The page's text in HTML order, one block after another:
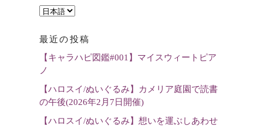
言
を
選
最近の投稿
【キャラハピ図鑑#001】マイスウィートピア
ノ
【ハロスイ/ぬいぐるみ】カメリア庭園で読書
の午後(2026年2月7日開催)
【ハロスイ/ぬいぐるみ】想いを運ぶしあわせ